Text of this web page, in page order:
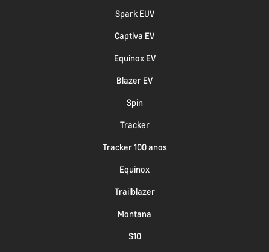
Spark EUV
Captiva EV
Equinox EV
Blazer EV
Spin
Tracker
Tracker 100 anos
Equinox
Trailblazer
Montana
S10